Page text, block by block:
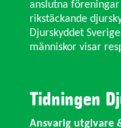
anslutna
rikstäckande
Djurskyddet
människor visar
Tidningen
Ansvarig utgivare